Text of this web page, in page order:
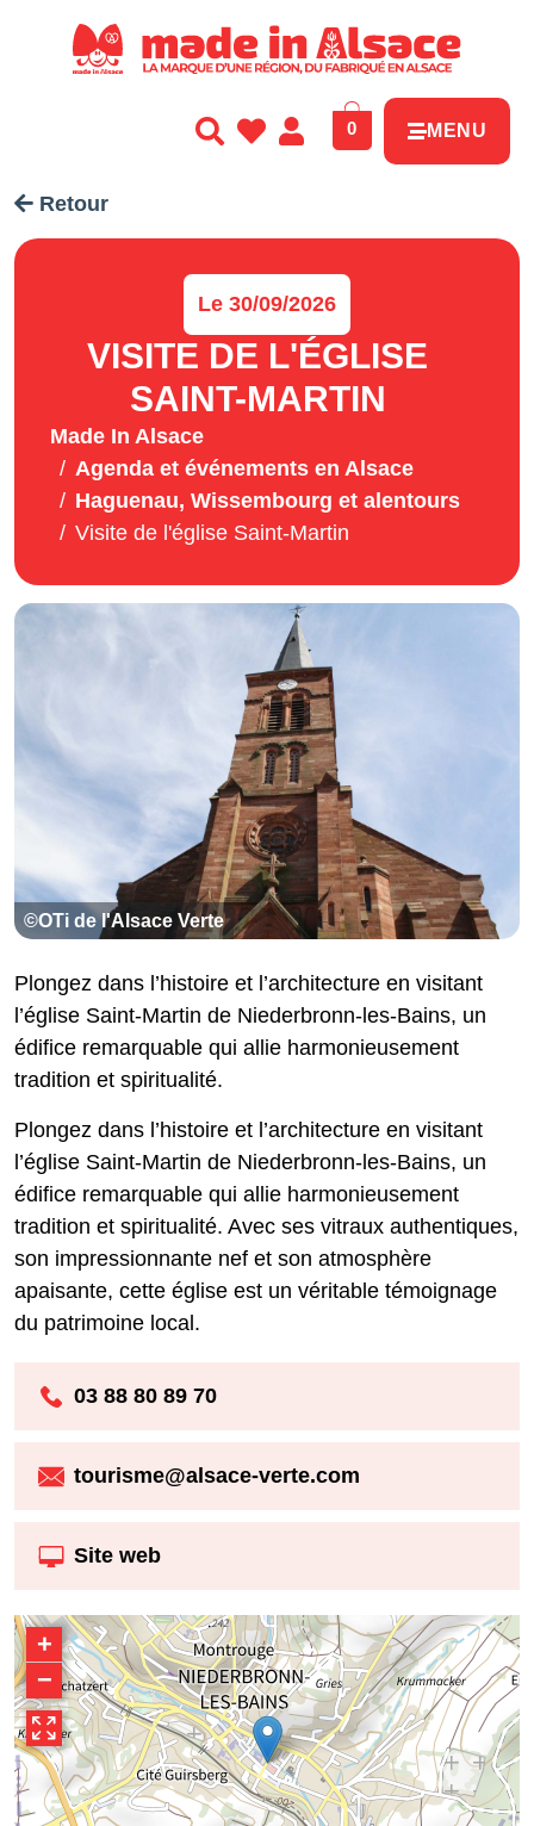
0 MENU
Retour
Le 30/09/2026
VISITE DE L'ÉGLISE
SAINT-MARTIN
Made In Alsace
Agenda et événements en Alsace
Haguenau, Wissembourg et alentours
Visite de l'église Saint-Martin
©OTi de l'Alsace Verte
Plongez dans l’histoire et l’architecture en visitant
l’église Saint-Martin de Niederbronn-les-Bains, un
édifice remarquable qui allie harmonieusement
tradition et spiritualité.
Plongez dans l’histoire et l’architecture en visitant
l’église Saint-Martin de Niederbronn-les-Bains, un
édifice remarquable qui allie harmonieusement
tradition et spiritualité. Avec ses vitraux authentiques,
son impressionnante nef et son atmosphère
apaisante, cette église est un véritable témoignage
du patrimoine local.
03 88 80 89 70
tourisme@alsace-verte.com
Site web
+
−